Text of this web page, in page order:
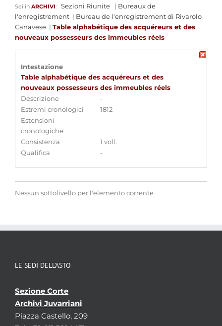
Sei in ARCHIVI: Sezioni Riunite | Bureaux de
l'enregistrement | Bureau de l'enregistrement di Rivarolo
Canavese | Table alphabétique des acquéreurs et des
nouveaux possesseurs des immeubles réels
Intestazione
Table alphabétique des acquéreurs et des
nouveaux possesseurs des immeubles réels
Descrizione
-
Estremi cronologici
1812
Estensioni
cronologiche
-
Consistenza
1 voll.
Qualifica
-
Nessun sottolivello per l'elemento corrente
LE SEDI DELL’ASTO
Sezione Corte
Archivi Juvarriani
Piazza Castello, 209